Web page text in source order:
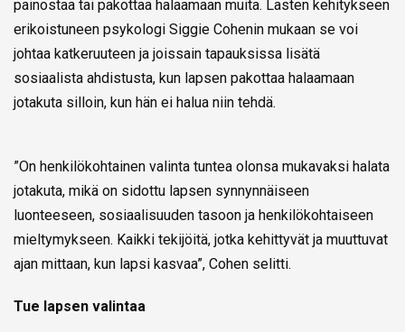
painostaa tai pakottaa halaamaan muita. Lasten kehitykseen
erikoistuneen psykologi Siggie Cohenin mukaan se voi
johtaa katkeruuteen ja joissain tapauksissa lisätä
sosiaalista ahdistusta, kun lapsen pakottaa halaamaan
jotakuta silloin, kun hän ei halua niin tehdä.
”On henkilökohtainen valinta tuntea olonsa mukavaksi halata
jotakuta, mikä on sidottu lapsen synnynnäiseen
luonteeseen, sosiaalisuuden tasoon ja henkilökohtaiseen
mieltymykseen. Kaikki tekijöitä, jotka kehittyvät ja muuttuvat
ajan mittaan, kun lapsi kasvaa”, Cohen selitti.
Tue lapsen valintaa